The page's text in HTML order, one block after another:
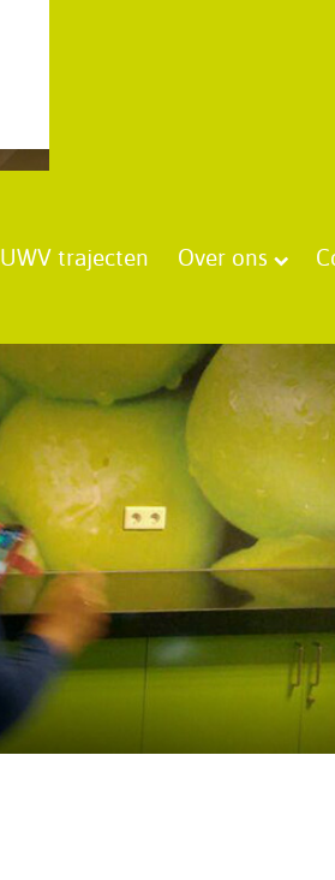
UWV trajecten Over ons